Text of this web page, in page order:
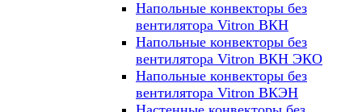
Напольные конвекторы без
вентилятора Vitron ВКН
Напольные конвекторы без
вентилятора Vitron ВКН ЭКО
Напольные конвекторы без
вентилятора Vitron ВКЭН